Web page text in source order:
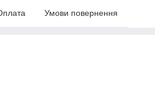
Умови повернення